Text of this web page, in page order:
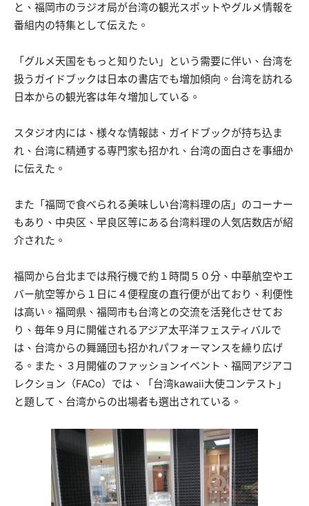
と、福岡市のラジオ局が台湾の観光スポットやグルメ情報を
番組内の特集として伝えた。
「グルメ天国をもっと知りたい」という需要に伴い、台湾を
扱うガイドブックは日本の書店でも増加傾向。台湾を訪れる
日本からの観光客は年々増加している。
スタジオ内には、様々な情報誌、ガイドブックが持ち込ま
れ、台湾に精通する専門家も招かれ、台湾の面白さを事細か
に伝えた。
また「福岡で食べられる美味しい台湾料理の店」のコーナー
もあり、中央区、早良区等にある台湾料理の人気店数店が紹
介された。
福岡から台北までは飛行機で約１時間５０分、中華航空やエ
バー航空等から１日に４便程度の直行便が出ており、利便性
は高い。福岡県、福岡市も台湾との交流を活発化させてお
り、毎年９月に開催されるアジア太平洋フェスティバルで
は、台湾からの舞踊団も招かれパフォーマンスを繰り広げ
る。また、３月開催のファッションイベント、福岡アジアコ
レクション（FACo）では、「台湾kawaii大使コンテスト」
と題して、台湾からの出場者も選出されている。